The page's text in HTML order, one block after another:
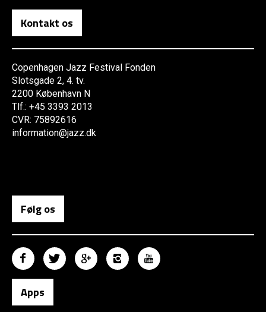
Kontakt os
Copenhagen Jazz Festival Fonden
Slotsgade 2, 4. tv.
2200 København N
Tlf.: +45 3393 2013
CVR: 75892616
information@jazz.dk
Følg os
Apps